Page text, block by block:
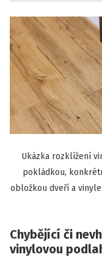
Ukázka rozklížení
pokládkou,
obložkou dveří a
Chybějící či
vinylovou